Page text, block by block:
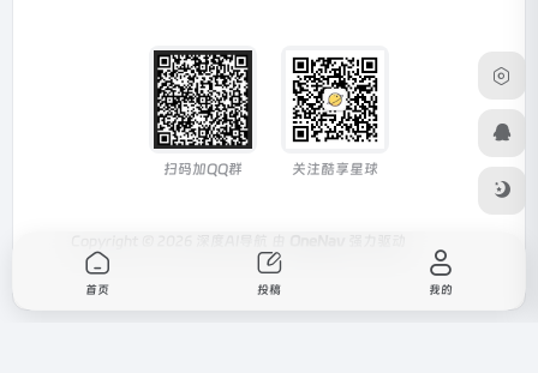
扫码加QQ群 关注酷享星球
首页 投稿 我的